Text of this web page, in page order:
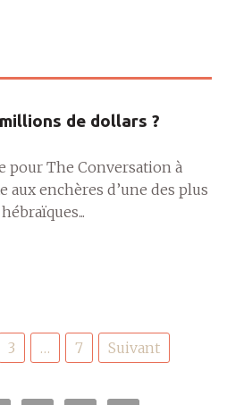
de dollars ?
pour The Conversation à
aux enchères d’une des plus
3 … 7 Suivant